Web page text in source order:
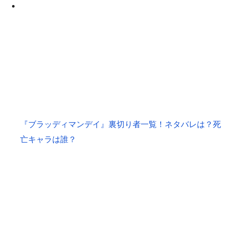
『ブラッディマンデイ』裏切り者一覧！ネタバレは？死
亡キャラは誰？